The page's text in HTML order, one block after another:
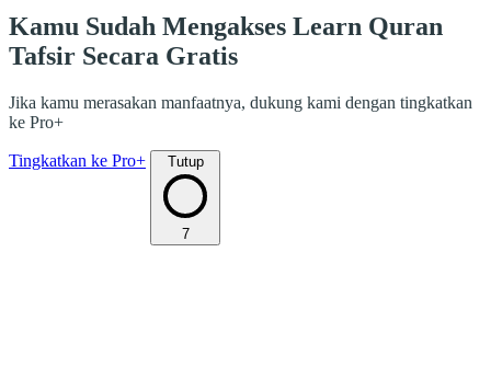
Kamu Sudah Mengakses Learn Quran
Tafsir Secara Gratis
Jika kamu merasakan manfaatnya, dukung kami dengan tingkatkan
ke Pro+
Tingkatkan ke Pro+ Tutup
7